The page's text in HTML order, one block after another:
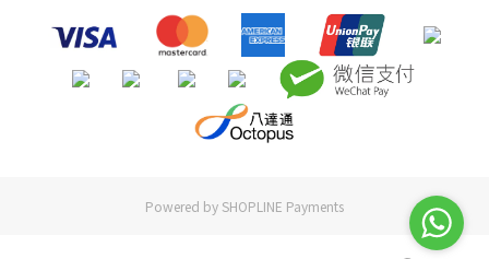
Powered by SHOPLINE Payments